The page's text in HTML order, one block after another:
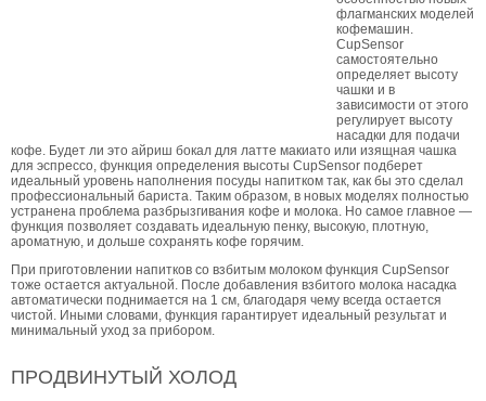
флагманских моделей
кофемашин.
CupSensor
самостоятельно
определяет высоту
чашки и в
зависимости от этого
регулирует высоту
насадки для подачи
кофе. Будет ли это айриш бокал для латте макиато или изящная чашка
для эспрессо, функция определения высоты CupSensor подберет
идеальный уровень наполнения посуды напитком так, как бы это сделал
профессиональный бариста. Таким образом, в новых моделях полностью
устранена проблема разбрызгивания кофе и молока. Но самое главное —
функция позволяет создавать идеальную пенку, высокую, плотную,
ароматную, и дольше сохранять кофе горячим.
При приготовлении напитков со взбитым молоком функция CupSensor
тоже остается актуальной. После добавления взбитого молока насадка
автоматически поднимается на 1 см, благодаря чему всегда остается
чистой. Иными словами, функция гарантирует идеальный результат и
минимальный уход за прибором.
ПРОДВИНУТЫЙ ХОЛОД